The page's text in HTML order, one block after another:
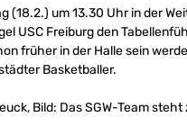
(18.2.) um 13.30 Uhr in der
USC Freiburg den
früher in der Halle sein
Basketballer.
Bild: Das SGW-Team